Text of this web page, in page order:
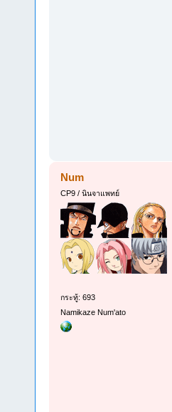
Num
CP9 / นินจาแพทย์
กระทู้: 693
Namikaze Num'ato